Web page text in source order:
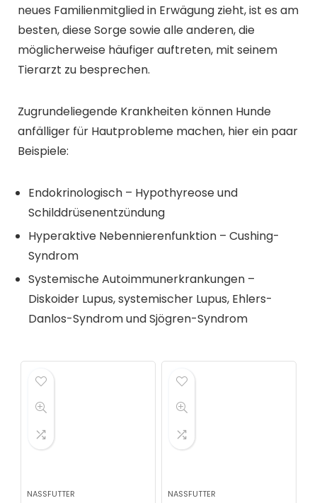
neues Familienmitglied in Erwägung zieht, ist es am
besten, diese Sorge sowie alle anderen, die
möglicherweise häufiger auftreten, mit seinem
Tierarzt zu besprechen.
Zugrundeliegende Krankheiten können Hunde
anfälliger für Hautprobleme machen, hier ein paar
Beispiele:
Endokrinologisch – Hypothyreose und
Schilddrüsenentzündung
Hyperaktive Nebennierenfunktion – Cushing-
Syndrom
Systemische Autoimmunerkrankungen –
Diskoider Lupus, systemischer Lupus, Ehlers-
Danlos-Syndrom und Sjögren-Syndrom
NASSFUTTER NASSFUTTER